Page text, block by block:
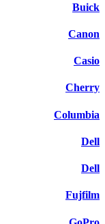
Buick
Canon
Casio
Cherry
Columbia
Dell
Dell
Fujfilm